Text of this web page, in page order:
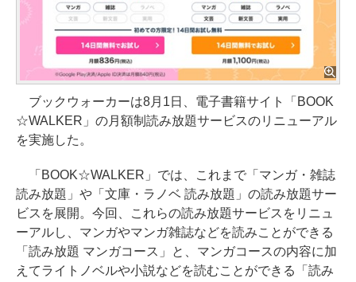
ブックウォーカーは8月1日、電子書籍サイト「BOOK
☆WALKER」の月額制読み放題サービスのリニューアル
を実施した。
「BOOK☆WALKER」では、これまで「マンガ・雑誌
読み放題」や「文庫・ラノベ 読み放題」の読み放題サー
ビスを展開。今回、これらの読み放題サービスをリニュ
ーアルし、マンガやマンガ雑誌などを読みことができる
「読み放題 マンガコース」と、マンガコースの内容に加
えてライトノベルや小説などを読むことができる「読み